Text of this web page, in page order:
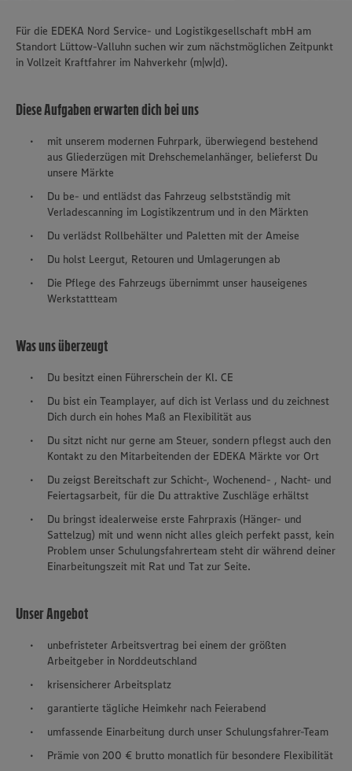
Für die EDEKA Nord Service- und Logistikgesellschaft mbH am
Standort Lüttow-Valluhn suchen wir zum nächstmöglichen Zeitpunkt
in Vollzeit Kraftfahrer im Nahverkehr (m|w|d).
Diese Aufgaben erwarten dich bei uns
mit unserem modernen Fuhrpark, überwiegend bestehend
aus Gliederzügen mit Drehschemelanhänger, belieferst Du
unsere Märkte
Du be- und entlädst das Fahrzeug selbstständig mit
Verladescanning im Logistikzentrum und in den Märkten
Du verlädst Rollbehälter und Paletten mit der Ameise
Du holst Leergut, Retouren und Umlagerungen ab
Die Pflege des Fahrzeugs übernimmt unser hauseigenes
Werkstattteam
Was uns überzeugt
Du besitzt einen Führerschein der Kl. CE
Du bist ein Teamplayer, auf dich ist Verlass und du zeichnest
Dich durch ein hohes Maß an Flexibilität aus
Du sitzt nicht nur gerne am Steuer, sondern pflegst auch den
Kontakt zu den Mitarbeitenden der EDEKA Märkte vor Ort
Du zeigst Bereitschaft zur Schicht-, Wochenend- , Nacht- und
Feiertagsarbeit, für die Du attraktive Zuschläge erhältst
Du bringst idealerweise erste Fahrpraxis (Hänger- und
Sattelzug) mit und wenn nicht alles gleich perfekt passt, kein
Problem unser Schulungsfahrerteam steht dir während deiner
Einarbeitungszeit mit Rat und Tat zur Seite.
Unser Angebot
unbefristeter Arbeitsvertrag bei einem der größten
Arbeitgeber in Norddeutschland
krisensicherer Arbeitsplatz
garantierte tägliche Heimkehr nach Feierabend
umfassende Einarbeitung durch unser Schulungsfahrer-Team
Prämie von 200 € brutto monatlich für besondere Flexibilität